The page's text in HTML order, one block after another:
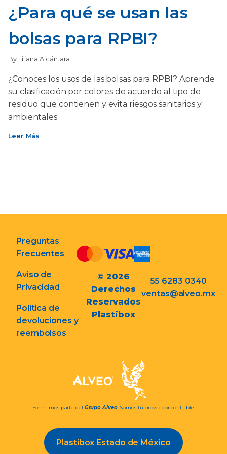
¿Para qué se usan las
bolsas para RPBI?
By Liliana Alcántara
¿Conoces los usos de las bolsas para RPBI? Aprende
su clasificación por colores de acuerdo al tipo de
residuo que contienen y evita riesgos sanitarios y
ambientales.
Leer Más
Preguntas
Frecuentes
Aviso de
Privacidad
Política de
devoluciones y
reembolsos
© 2026
Derechos
Reservados
Plastibox
55 6283 0340
ventas@alveo.mx
Formamos parte del Grupo Alveo. Somos tu proveedor confiable.
Plastibox Estado de México